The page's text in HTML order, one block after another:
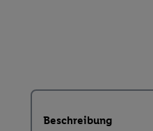
Beschreibung